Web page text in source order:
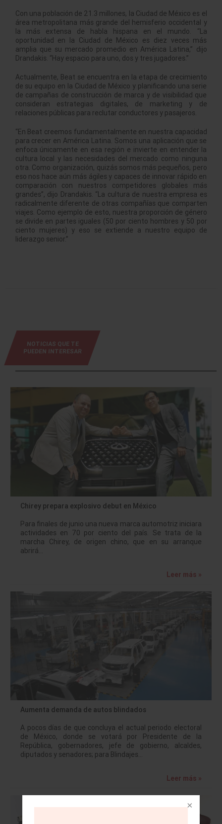
Con una población de 21.3 millones, la Ciudad de México es el
área metropolitana más grande del hemisferio occidental y
la más extensa de habla hispana en el mundo. “La
oportunidad en la Ciudad de México es diez veces más
amplia que su mercado promedio en América Latina,” dijo
Drandakis. “Hay espacio para uno, dos y tres jugadores.”
Actualmente, Beat se encuentra en la etapa de crecimiento
de su equipo en la Ciudad de México y planificando una serie
de campañas de construcción de marca y de visibilidad que
consideran estrategias digitales, de marketing y de
relaciones públicas para reclutar conductores y pasajeros.
“En Beat creemos fundamentalmente en nuestra capacidad
para crecer en América Latina. Somos una aplicación que se
enfoca únicamente en esa región e invierte en entender la
cultura local y las necesidades del mercado como ninguna
otra. Como organización, quizás somos más pequeños, pero
eso nos hace aún más ágiles y capaces de innovar rápido en
comparación con nuestros competidores globales más
grandes”, dijo Drandakis. “La cultura de nuestra empresa es
radicalmente diferente de otras compañías que comparten
viajes. Como ejemplo de esto, nuestra proporción de género
se divide en partes iguales (50 por ciento hombres y 50 por
ciento mujeres) y eso se extiende a nuestro equipo de
liderazgo senior.”
NOTICIAS QUE TE
PUEDEN INTERESAR
Chirey prepara explosivo debut en México
Para finales de junio una nueva marca automotriz iniciara
actividades en 70 por ciento del país. Se trata de la
marcha Chirey, de origen chino, que en su arranque
abrirá…
Leer más »
Aumenta demanda de autos blindados
A pocos días de que concluya el actual periodo electoral
de México, donde se votará por Presidente de la
República, gobernadores, jefe de gobierno, alcaldes,
diputados y senadores; para Blindajes…
Leer más »